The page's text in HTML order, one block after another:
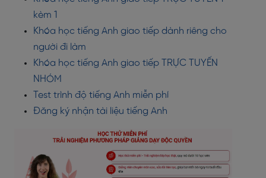
kèm 1
Khóa học tiếng Anh giao tiếp dành riêng cho
người đi làm
Khóa học tiếng Anh giao tiếp TRỰC TUYẾN
NHÓM
Test trình độ tiếng Anh miễn phí
Đăng ký nhận tài liệu tiếng Anh